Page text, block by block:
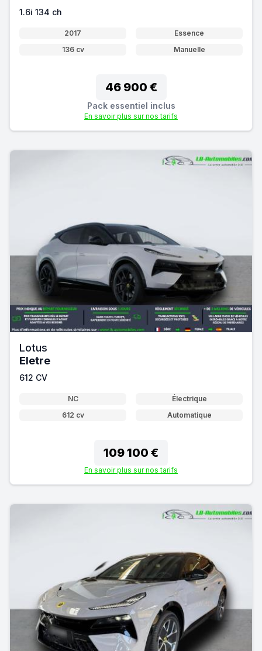
1.6i 134 ch
2017
Essence
136 cv
Manuelle
46 900 €
Pack essentiel inclus
En savoir plus sur nos tarifs
Lotus
Eletre
612 CV
NC
Électrique
612 cv
Automatique
109 100 €
En savoir plus sur nos tarifs